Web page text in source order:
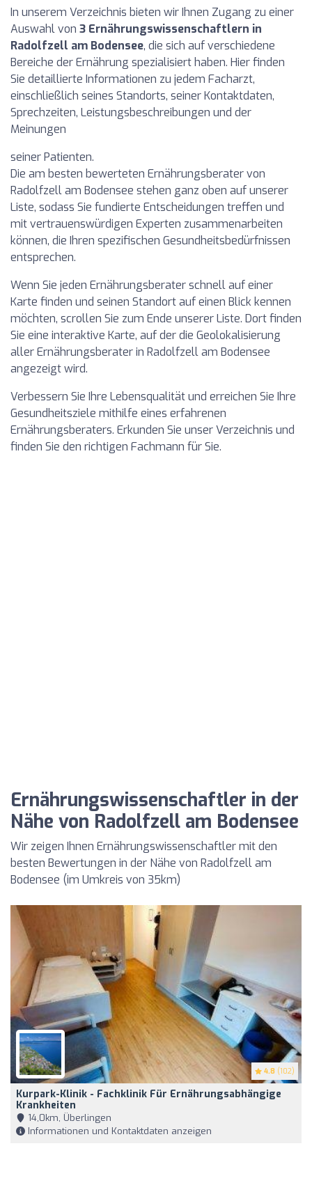
In unserem Verzeichnis bieten wir Ihnen Zugang zu einer
Auswahl von 3 Ernährungswissenschaftlern in
Radolfzell am Bodensee, die sich auf verschiedene
Bereiche der Ernährung spezialisiert haben. Hier finden
Sie detaillierte Informationen zu jedem Facharzt,
einschließlich seines Standorts, seiner Kontaktdaten,
Sprechzeiten, Leistungsbeschreibungen und der
Meinungen
seiner Patienten.
Die am besten bewerteten Ernährungsberater von
Radolfzell am Bodensee stehen ganz oben auf unserer
Liste, sodass Sie fundierte Entscheidungen treffen und
mit vertrauenswürdigen Experten zusammenarbeiten
können, die Ihren spezifischen Gesundheitsbedürfnissen
entsprechen.
Wenn Sie jeden Ernährungsberater schnell auf einer
Karte finden und seinen Standort auf einen Blick kennen
möchten, scrollen Sie zum Ende unserer Liste. Dort finden
Sie eine interaktive Karte, auf der die Geolokalisierung
aller Ernährungsberater in Radolfzell am Bodensee
angezeigt wird.
Verbessern Sie Ihre Lebensqualität und erreichen Sie Ihre
Gesundheitsziele mithilfe eines erfahrenen
Ernährungsberaters. Erkunden Sie unser Verzeichnis und
finden Sie den richtigen Fachmann für Sie.
Ernährungswissenschaftler in der
Nähe von Radolfzell am Bodensee
Wir zeigen Ihnen Ernährungswissenschaftler mit den
besten Bewertungen in der Nähe von Radolfzell am
Bodensee (im Umkreis von 35km)
4.8 (102)
Kurpark-Klinik - Fachklinik Für Ernährungsabhängige
Krankheiten
14,0km, Überlingen
Informationen und Kontaktdaten anzeigen